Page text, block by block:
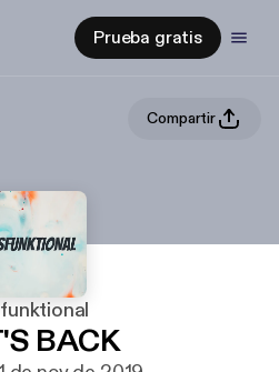
Prueba gratis
Compartir
BACK